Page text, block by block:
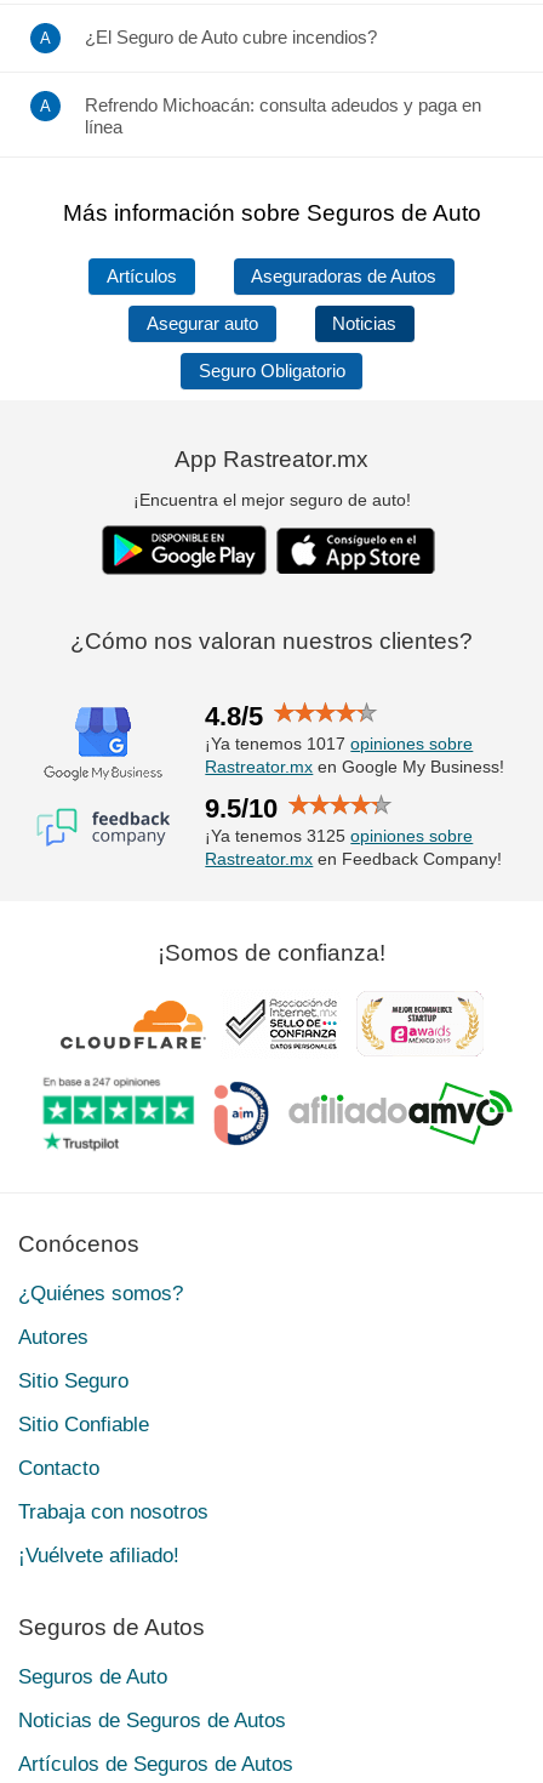
¿El Seguro de Auto cubre incendios?
Refrendo Michoacán: consulta adeudos y paga en
línea
Más información sobre Seguros de Auto
Artículos Aseguradoras de Autos
Asegurar auto Noticias
Seguro Obligatorio
App Rastreator.mx
¡Encuentra el mejor seguro de auto!
¿Cómo nos valoran nuestros clientes?
4.8/5
¡Ya tenemos 1017opiniones sobre
Rastreator.mx en Google My Business!
9.5/10
¡Ya tenemos 3125opiniones sobre
Rastreator.mx en Feedback Company!
¡Somos de confianza!
Conócenos
¿Quiénes somos?
Autores
Sitio Seguro
Sitio Confiable
Contacto
Trabaja con nosotros
¡Vuélvete afiliado!
Seguros de Autos
Seguros de Auto
Noticias de Seguros de Autos
Artículos de Seguros de Autos